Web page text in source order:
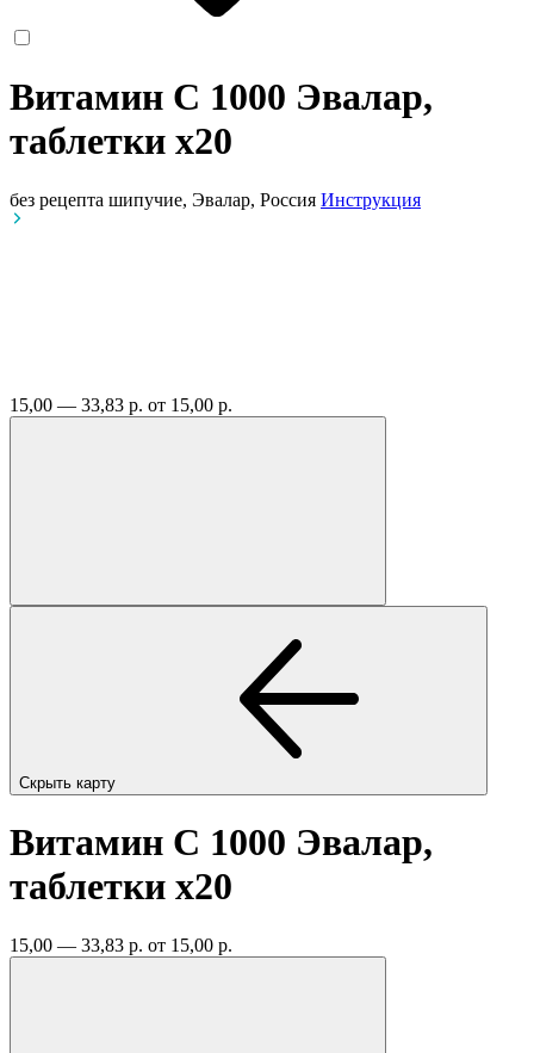
Витамин C 1000 Эвалар,
таблетки x20
без рецепта шипучие, Эвалар, Россия Инструкция
15,00 — 33,83 р. от 15,00 р.
Скрыть карту
Витамин C 1000 Эвалар,
таблетки x20
15,00 — 33,83 р. от 15,00 р.